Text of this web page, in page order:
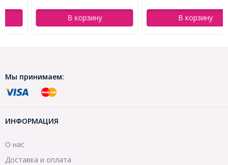
В корзину В корзину
Мы принимаем:
ИНФОРМАЦИЯ
О нас
Доставка и оплата